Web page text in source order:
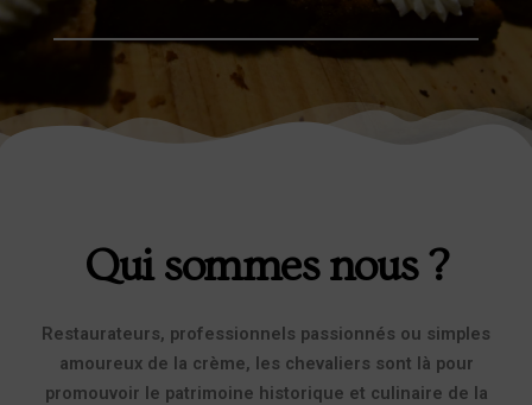
Qui sommes nous ?
Restaurateurs, professionnels passionnés ou simples
amoureux de la crème, les chevaliers sont là pour
promouvoir le patrimoine historique et culinaire de la